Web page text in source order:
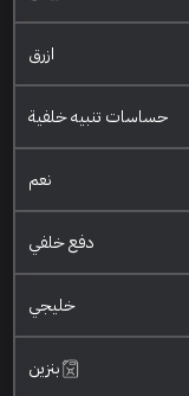
ازرق
حساسات تنبيه خلفية
نعم
دفع خلفي
خليجي
بنزين